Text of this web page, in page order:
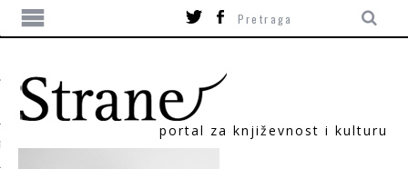
portal za književnost i kulturu